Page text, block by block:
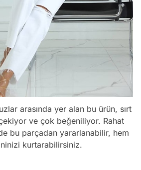
arasında yer alan bu ürün, sırt
ve çok beğeniliyor. Rahat
bu parçadan yararlanabilir, hem
kurtarabilirsiniz.